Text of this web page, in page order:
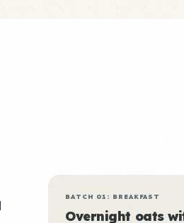
BATCH 01: BREAKFAST
Overnight oats